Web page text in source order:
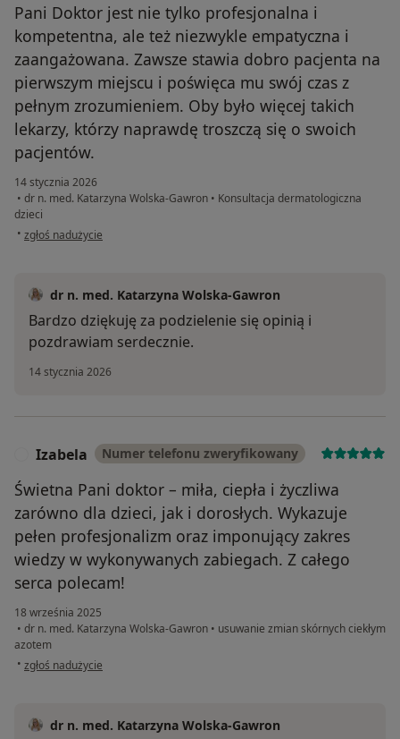
Pani Doktor jest nie tylko profesjonalna i
kompetentna, ale też niezwykle empatyczna i
zaangażowana. Zawsze stawia dobro pacjenta na
pierwszym miejscu i poświęca mu swój czas z
pełnym zrozumieniem. Oby było więcej takich
lekarzy, którzy naprawdę troszczą się o swoich
pacjentów.
14 stycznia 2026
• dr n. med. Katarzyna Wolska-Gawron • Konsultacja dermatologiczna
dzieci
• w opinii użytkownika Lena
zgłoś nadużycie
dr n. med. Katarzyna Wolska-Gawron
Bardzo dziękuję za podzielenie się opinią i
pozdrawiam serdecznie.
14 stycznia 2026
Izabela Numer telefonu zweryfikowany
Świetna Pani doktor – miła, ciepła i życzliwa
zarówno dla dzieci, jak i dorosłych. Wykazuje
pełen profesjonalizm oraz imponujący zakres
wiedzy w wykonywanych zabiegach. Z całego
serca polecam!
18 września 2025
• dr n. med. Katarzyna Wolska-Gawron • usuwanie zmian skórnych ciekłym
azotem
• w opinii użytkownika Izabela
zgłoś nadużycie
dr n. med. Katarzyna Wolska-Gawron